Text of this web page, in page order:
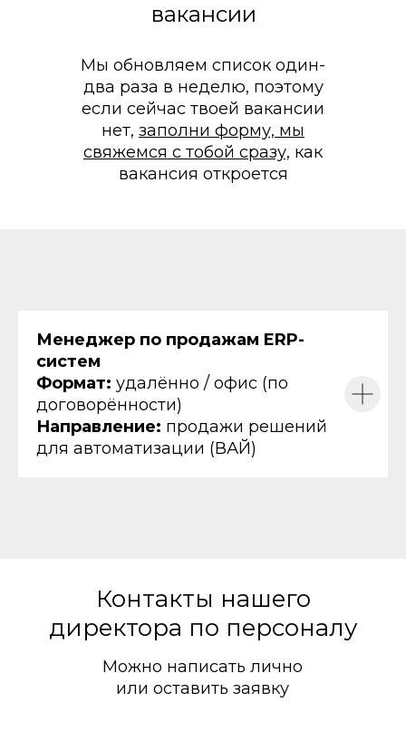
вакансии
Мы обновляем список один-
два раза в неделю, поэтому
если сейчас твоей вакансии
нет, заполни форму, мы
свяжемся с тобой сразу, как
вакансия откроется
Менеджер по продажам ERP-
систем
Формат: удалённо / офис (по
договорённости)
Направление: продажи решений
для автоматизации (ВАЙ)
Можно написать лично
или оставить заявку
Контакты нашего
директора по персоналу
Связаться
erp@x24.cloud